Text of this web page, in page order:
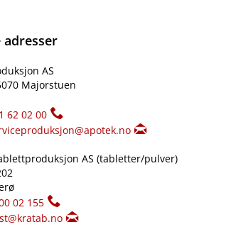
AS
Majorstuen
62 02 00
AS (tabletter​/​pulver)
02 155